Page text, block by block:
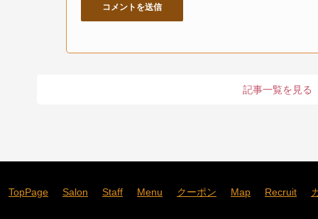
記事一覧を見る
TopPage Salon Staff Menu クーポン Map Recruit